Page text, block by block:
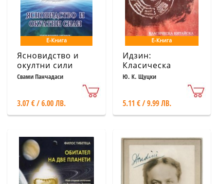
Е-Книга
Ясновидство и
окултни сили
Свами Панчадаси
3.07 € / 6.00 ЛВ.
Е-Книга
Идзин:
Класическа
китайска книга на
Ю. К. Щуцки
5.11 € / 9.99 ЛВ.